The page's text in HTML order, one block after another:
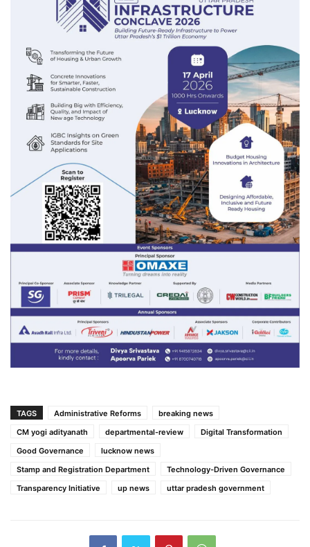
TAGS Administrative Reforms
breaking news
CM yogi adityanath
departmental-review
Digital Transformation
Good Governance
lucknow news
Stamp and Registration Department
Technology-Driven Governance
Transparency Initiative
up news uttar pradesh government